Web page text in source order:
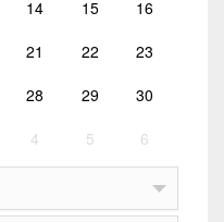
14 15 16
21 22 23
28 29 30
4 5 6